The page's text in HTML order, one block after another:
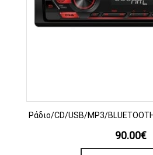
Ράδιο/CD/USB/MP3/
90.00€